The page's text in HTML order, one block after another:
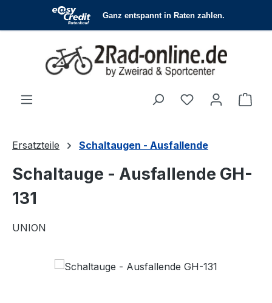
Zum Hauptinhalt springen
Du hast 0
Ersatzteile Schaltaugen - Ausfallende
Schaltauge - Ausfallende GH-
131
UNION